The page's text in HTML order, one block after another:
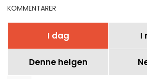
KOMMENTARER
I dag I
Denne helgen